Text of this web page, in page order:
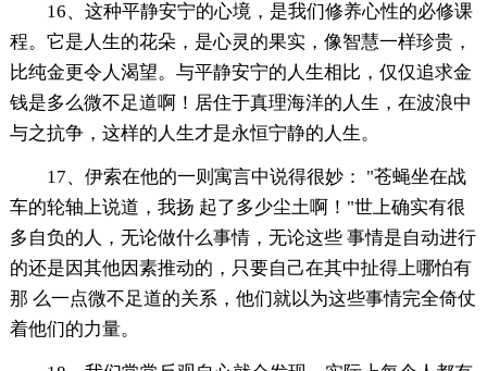
16、这种平静安宁的心境，是我们修养心性的必修课
程。它是人生的花朵，是心灵的果实，像智慧一样珍贵，
比纯金更令人渴望。与平静安宁的人生相比，仅仅追求金
钱是多么微不足道啊！居住于真理海洋的人生，在波浪中
与之抗争，这样的人生才是永恒宁静的人生。
17、伊索在他的一则寓言中说得很妙： "苍蝇坐在战
车的轮轴上说道，我扬 起了多少尘土啊！"世上确实有很
多自负的人，无论做什么事情，无论这些 事情是自动进行
的还是因其他因素推动的，只要自己在其中扯得上哪怕有
那 么一点微不足道的关系，他们就以为这些事情完全倚仗
着他们的力量。